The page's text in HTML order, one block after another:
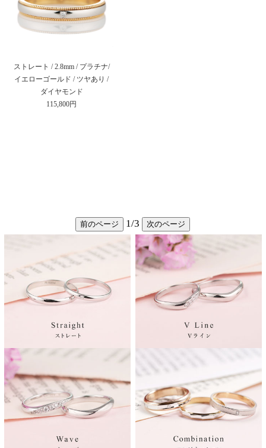
ストレート / 2.8mm / プラチナ/
イエローゴールド / ツヤあり /
ダイヤモンド
115,800円
前のページ 1/3 次のページ